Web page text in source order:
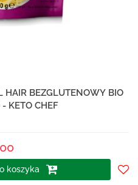
HAIR BEZGLUTENOWY BIO
KETO CHEF
koszyka